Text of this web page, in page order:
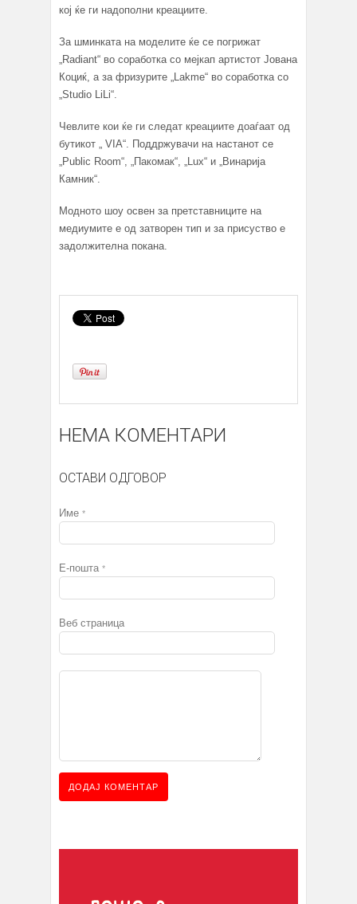
кој ќе ги надополни креациите.
За шминката на моделите ќе се погрижат
„Radiant“ во соработка со мејкап артистот Јована
Коциќ, а за фризурите „Lakme“ во соработка со
„Studio LiLi“.
Чевлите кои ќе ги следат креациите доаѓаат од
бутикот „ VIA“. Поддржувачи на настанот се
„Public Room“, „Пакомак“, „Lux“ и „Винарија
Камник“.
Модното шоу освен за претставниците на
медиумите е од затворен тип и за присуство е
задолжителна покана.
НЕМА КОМЕНТАРИ
ОСТАВИ ОДГОВОР
Име *
Е-пошта *
Веб страница